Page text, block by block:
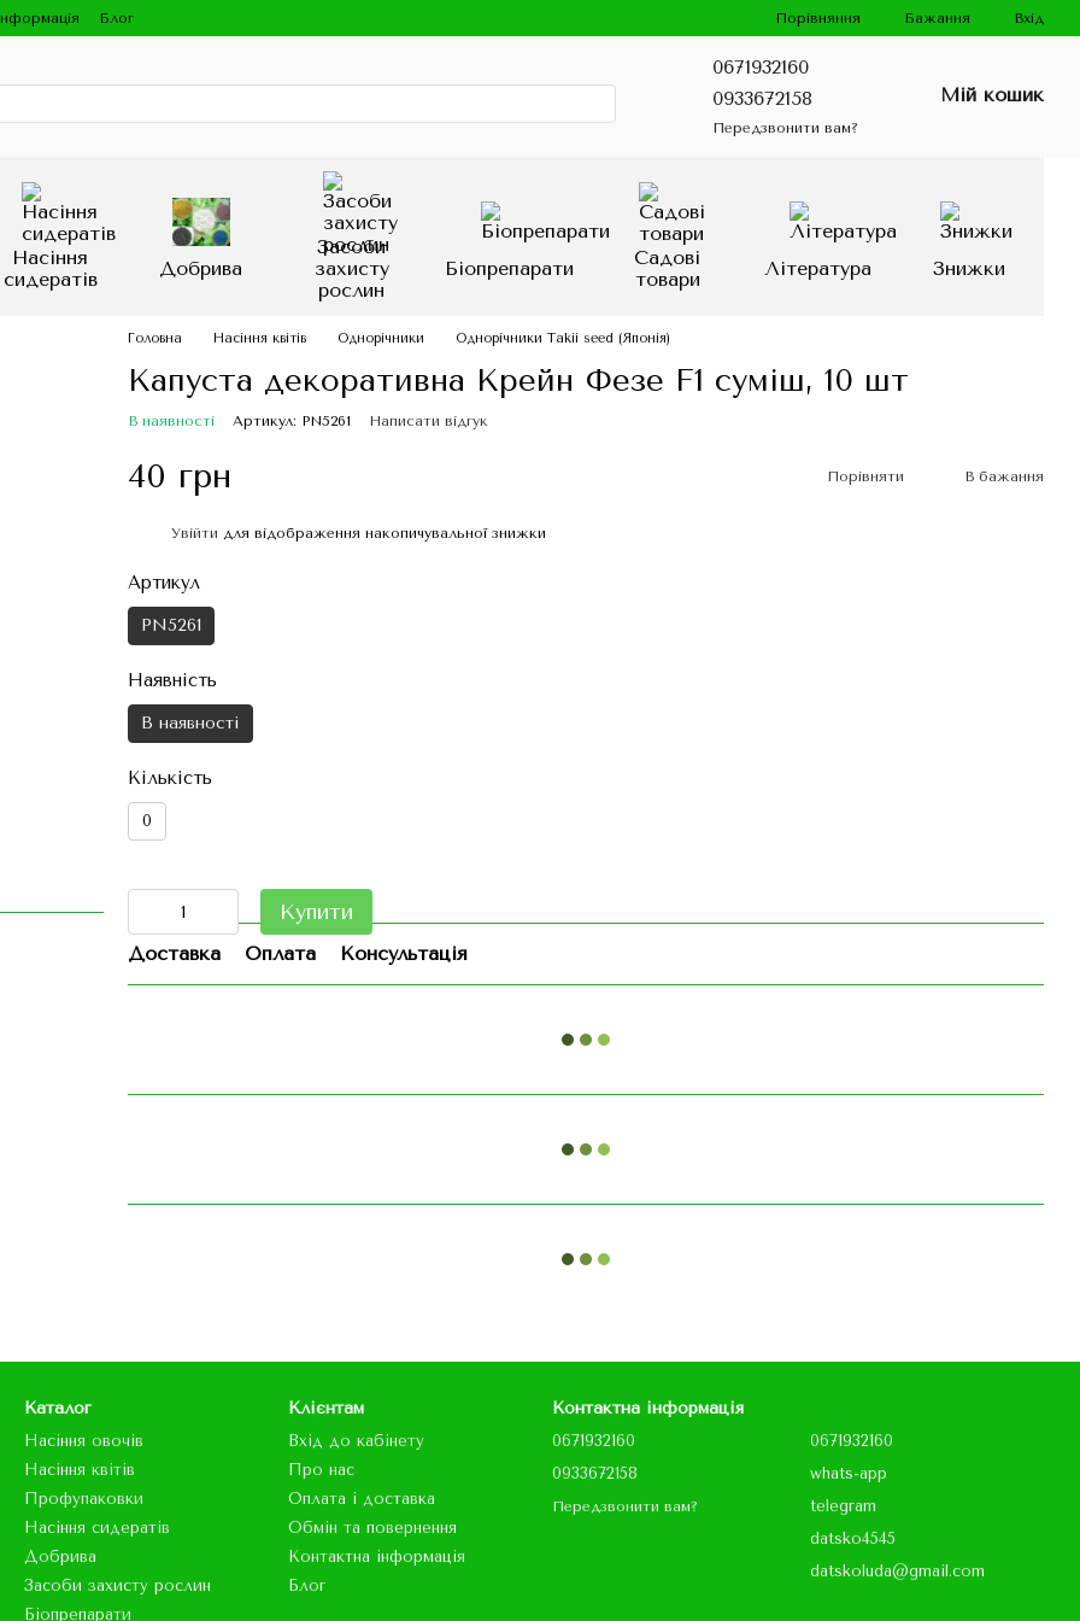
Блог Порівняння Бажання Вхід
0671932160
0933672158
Передзвонити вам?
Мій кошик
Насіння
сидератів
Добрива
Засоби
захисту
рослин
Біопрепарати
Садові
товари
Література Знижки
Головна Насіння квітів Однорічники Однорічники Тakii seed (Японія)
Капуста декоративна Крейн Фезе F1 суміш, 10 шт
В наявності Артикул: PN5261 Написати відгук
40 грн Порівняти В бажання
Увійти для відображення накопичувальної знижки
Артикул
PN5261
Наявність
В наявності
Кількість
0
Купити
Доставка Оплата Консультація
Каталог
Насіння овочів
Насіння квітів
Профупаковки
Насіння сидератів
Добрива
Засоби захисту рослин
Біопрепарати
Клієнтам
Вхід до кабінету
Про нас
Оплата і доставка
Обмін та повернення
Контактна інформація
Блог
Контактна інформація
0671932160
0933672158
Передзвонити вам?
0671932160
whats-app
telegram
datsko4545
datskoluda@gmail.com